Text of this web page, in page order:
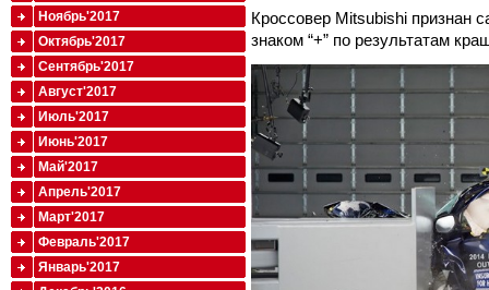
Кроссовер Mitsubishi признан
знаком “+” по результатам
Ноябрь'2017
Октябрь'2017
Сентябрь'2017
Август'2017
Июль'2017
Июнь'2017
Май'2017
Апрель'2017
Март'2017
Февраль'2017
Январь'2017